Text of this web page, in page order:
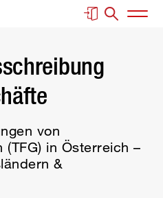
von
in Österreich –
&